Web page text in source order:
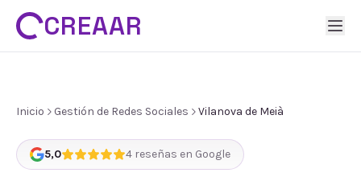
CREAAR
Inicio Gestión de Redes Sociales Vilanova de Meià
5,0 4 reseñas en Google